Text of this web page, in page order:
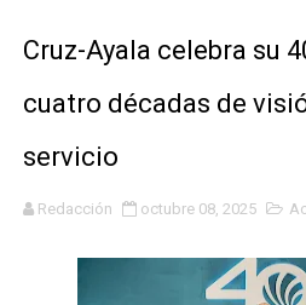
Cruz-Ayala celebra su
cuatro décadas de
servicio
Redacción octubre 08, 2025